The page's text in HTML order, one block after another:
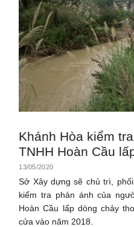
Khánh Hòa kiểm
TNHH Hoàn Cầu
13/05/2020
Sở Xây dựng sẽ chủ trì,
kiểm tra phản ánh của
Hoàn Cầu lấp dòng chảy
cửa vào năm 2018.